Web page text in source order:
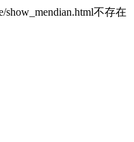
show_mendian.html不存在